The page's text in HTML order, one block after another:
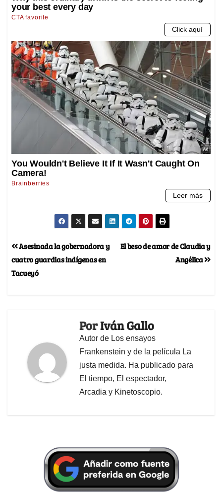
El beso de amor de Claudia y
Angélica
Asesinada la gobernadora y
cuatro guardias indígenas en
Tacueyó
PorIván Gallo
Autor de Los ensayos
Frankenstein y de la película La
justa medida. Ha publicado para
El tiempo, El espectador,
Arcadia y Kinetoscopio.